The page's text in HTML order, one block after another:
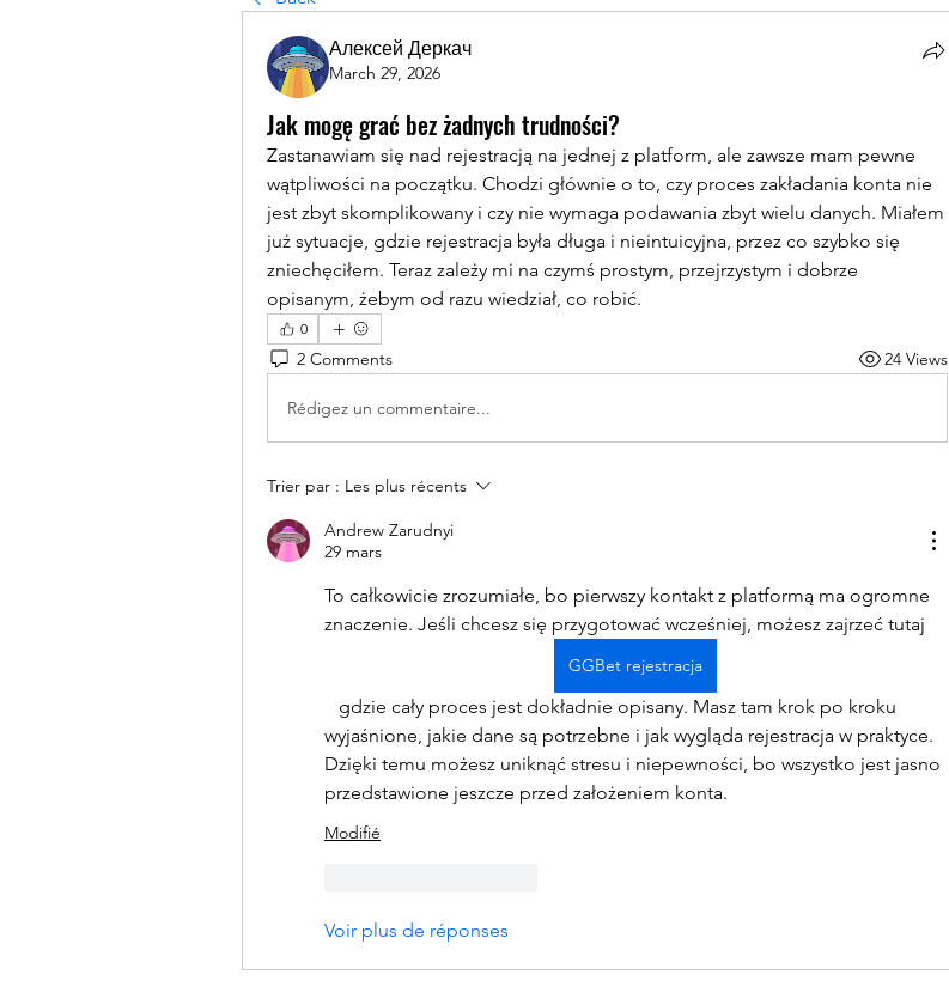
Алексей Деркач
March 29, 2026
Jak mogę grać bez żadnych trudności?
Zastanawiam się nad rejestracją na jednej z platform, ale zawsze mam pewne
wątpliwości na początku. Chodzi głównie o to, czy proces zakładania konta nie
jest zbyt skomplikowany i czy nie wymaga podawania zbyt wielu danych. Miałem
już sytuacje, gdzie rejestracja była długa i nieintuicyjna, przez co szybko się
zniechęciłem. Teraz zależy mi na czymś prostym, przejrzystym i dobrze
opisanym, żebym od razu wiedział, co robić.
0
2 Comments 24 Views
Rédigez un commentaire...
Trier par : Les plus récents
Andrew Zarudnyi
29 mars
To całkowicie zrozumiałe, bo pierwszy kontakt z platformą ma ogromne
znaczenie. Jeśli chcesz się przygotować wcześniej, możesz zajrzeć tutaj
GGBet rejestracja
wyjaśnione, jakie dane są potrzebne i jak wygląda rejestracja w praktyce.
Dzięki temu możesz uniknąć stresu i niepewności, bo wszystko jest jasno
przedstawione jeszcze przed założeniem konta.
Modifié
Voir plus de réponses